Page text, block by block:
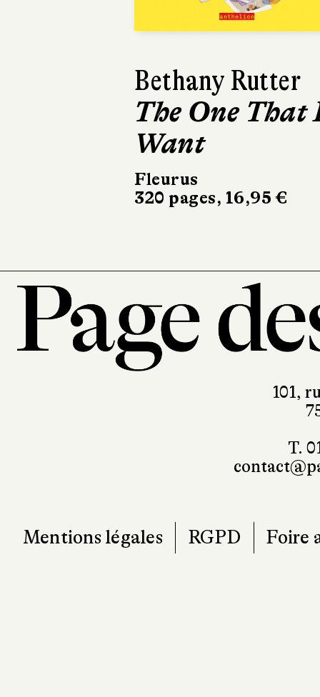
Emmanuelle
La Classe
fantastique
Flammarion Jeunesse
128 pages, 11,50 €
101,
T.
Mentions légales RGPD Foire